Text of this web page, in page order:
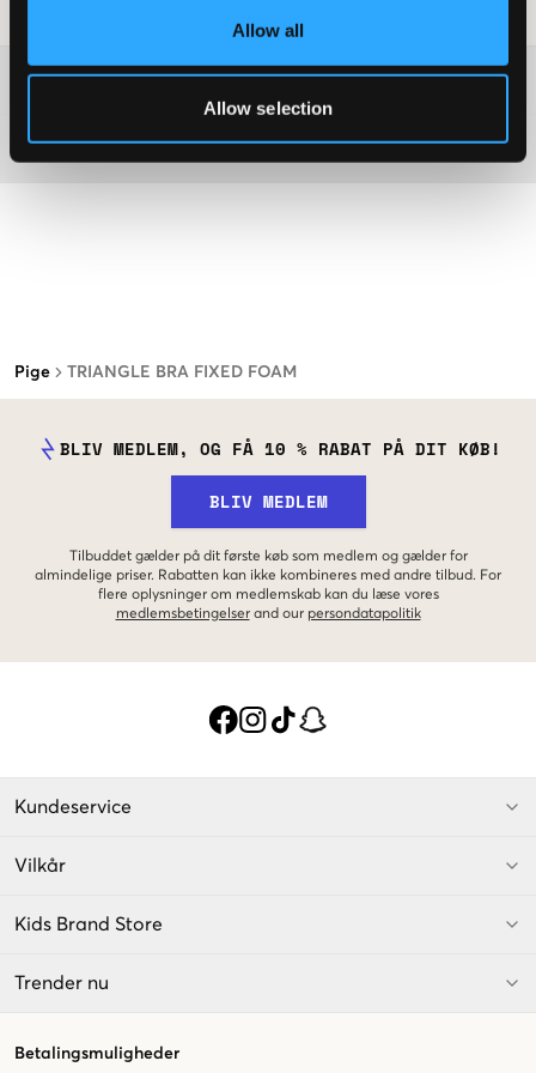
Allow all
Allow selection
Pige TRIANGLE BRA FIXED FOAM
Washing advice
Materiale
BLIV MEDLEM, OG FÅ 10 % RABAT PÅ DIT KØB!
BLIV MEDLEM
Tilbuddet gælder på dit første køb som medlem og gælder for
almindelige priser. Rabatten kan ikke kombineres med andre tilbud. For
flere oplysninger om medlemskab kan du læse vores
medlemsbetingelser and our persondatapolitik
Kundeservice
Vilkår
Kids Brand Store
Trender nu
Betalingsmuligheder